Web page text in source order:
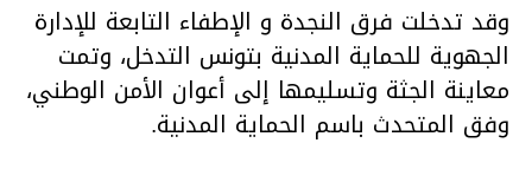
وقد تدخلت فرق النجدة و الإطفاء التابعة للإدارة
الجهوية للحماية المدنية بتونس التدخل، وتمت
معاينة الجثة وتسليمها إلى أعوان الأمن الوطني،
وفق المتحدث باسم الحماية المدنية.